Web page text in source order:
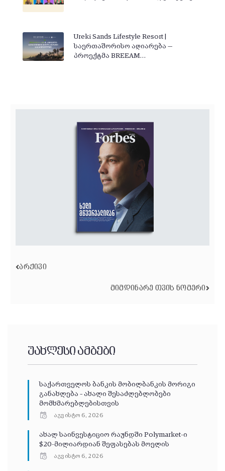
Ureki Sands Lifestyle Resort |
საერთაშორისო აღიარება —
პროექტმა BREEAM…
ᲐᲠᲥᲘᲕᲘ
ᲛᲘᲛᲓᲘᲜᲐᲠᲔ ᲗᲕᲘᲡ ᲜᲝᲛᲔᲠᲘ
უახლესი ამბები
საქართველოს ბანკის მობილბანკის მორიგი
განახლება – ახალი შესაძლებლობები
მომხმარებლებისთვის
აგვისტო 6, 2026
ახალ საინვესტიციო რაუნდში Polymarket-ი
$20-მილიარდიან შეფასებას მოელის
აგვისტო 6, 2026